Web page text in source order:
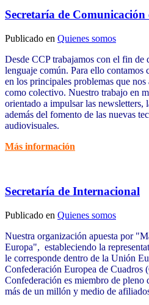
Secretaría de Comunicación
Publicado en Quienes somos
Desde CCP trabajamos con el fin de
lenguaje común. Para ello contamos
en los principales problemas que
como colectivo. Nuestro trabajo en
orientado a impulsar las newsletters,
además del fomento de las nuevas
audiovisuales.
Más información
Secretaría de Internacional
Publicado en Quienes somos
Nuestra organización apuesta por
Europa", estableciendo la
le corresponde dentro de la Unión
Confederación Europea de Cuadros
Confederación es miembro de pleno
más de un millón y medio de